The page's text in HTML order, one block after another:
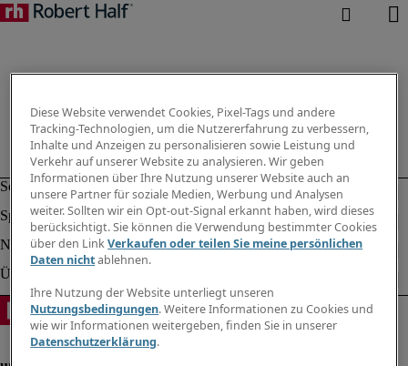
Diese Website verwendet Cookies, Pixel-Tags und andere
Tracking-Technologien, um die Nutzererfahrung zu verbessern,
Inhalte und Anzeigen zu personalisieren sowie Leistung und
Verkehr auf unserer Website zu analysieren. Wir geben
Informationen über Ihre Nutzung unserer Website auch an
unsere Partner für soziale Medien, Werbung und Analysen
weiter. Sollten wir ein Opt-out-Signal erkannt haben, wird dieses
berücksichtigt. Sie können die Verwendung bestimmter Cookies
über den LinkVerkaufen oder teilen Sie meine persönlichen
Daten nichtablehnen.
Ihre Nutzung der Website unterliegt unseren
Nutzungsbedingungen. Weitere Informationen zu Cookies und
wie wir Informationen weitergeben, finden Sie in unserer
Datenschutzerklärung.